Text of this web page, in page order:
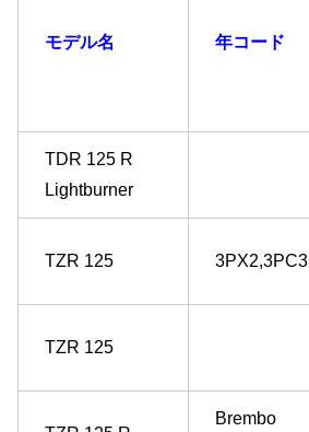
モデル名 年コード
TDR 125 R
Lightburner
TZR 125 3PX2,3PC3
TZR 125
Brembo